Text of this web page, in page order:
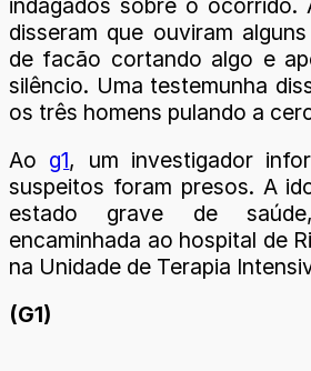
disseram que ouviram
de facão cortando algo e
silêncio. Uma testemunha
os três homens pulando a
Ao g1, um investigador
suspeitos foram presos. A
estado grave de
encaminhada ao hospital de
na Unidade de Terapia
(G1)